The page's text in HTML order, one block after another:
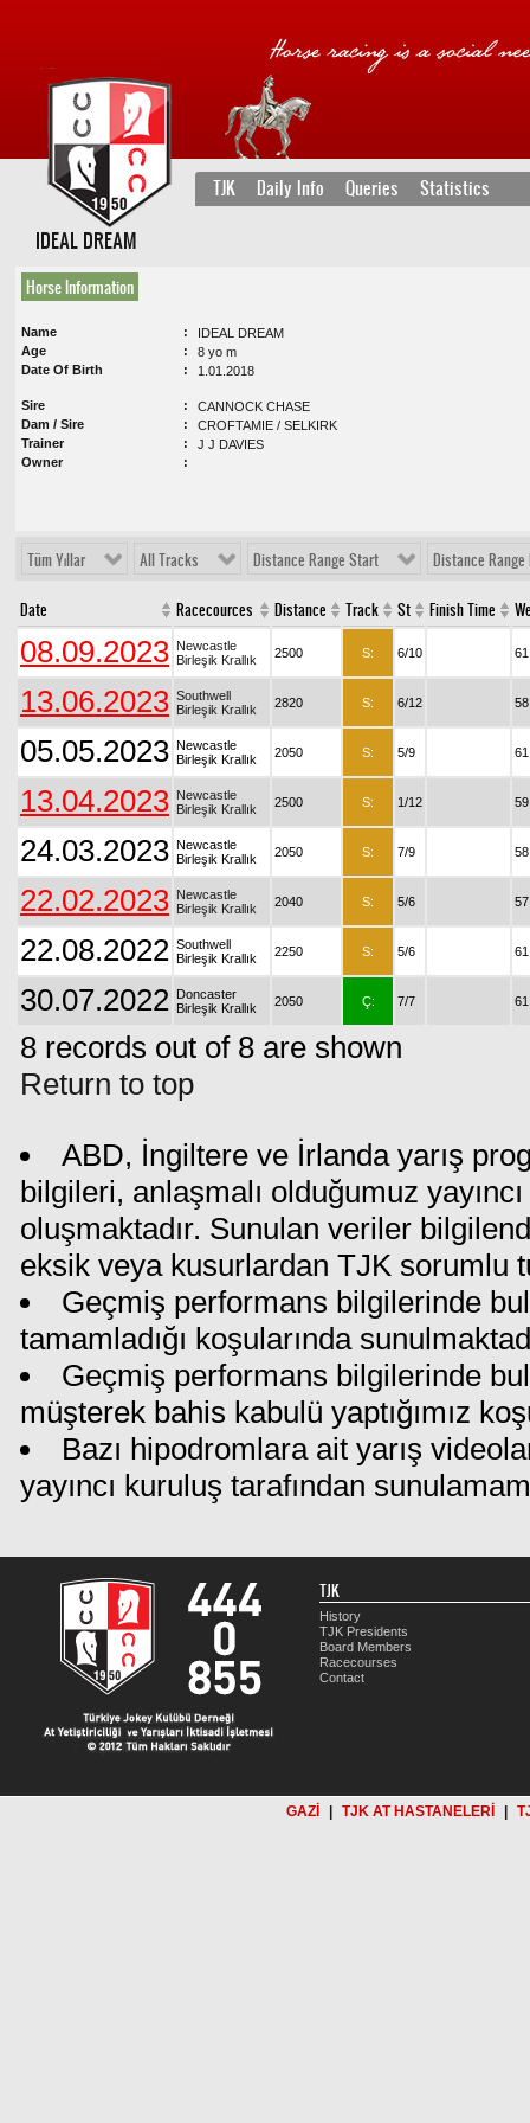
TJK Daily Info Queries Statistics
IDEAL DREAM
Horse Information
Name
IDEAL DREAM
Age
8 yo m
Date Of Birth
1.01.2018
Sire
CANNOCK CHASE
Dam / Sire
CROFTAMIE / SELKIRK
Trainer
J J DAVIES
Owner
Tüm Yıllar All Tracks Distance Range Start Distance Range
Date Racecources Distance Track St Finish Time
08.09.2023 Newcastle
Birleşik Krallık
2500 S: 6/10 61
13.06.2023 Southwell
Birleşik Krallık
2820 S: 6/12 58
05.05.2023 Newcastle
Birleşik Krallık
2050 S: 5/9 61
13.04.2023 Newcastle
Birleşik Krallık
2500 S: 1/12 59
24.03.2023 Newcastle
Birleşik Krallık
2050 S: 7/9
22.02.2023 Newcastle
Birleşik Krallık
2040 S: 5/6 57
22.08.2022 Southwell
Birleşik Krallık
2250 S: 5/6 61
30.07.2022 Doncaster
Birleşik Krallık
2050 Ç: 7/7 61
8 records out of 8 are shown
Return to top
ABD, İngiltere ve İrlanda yarış
bilgileri, anlaşmalı olduğumuz
oluşmaktadır. Sunulan veriler
eksik veya kusurlardan TJK sorumlu
Geçmiş performans bilgilerinde
tamamladığı koşularında
Geçmiş performans bilgilerinde
müşterek bahis kabulü yaptığımız
Bazı hipodromlara ait yarış
yayıncı kuruluş tarafından
TJK
History
TJK Presidents
Board Members
Racecourses
Contact
GAZİ TJK AT HASTANELERİ